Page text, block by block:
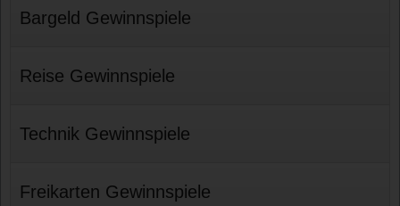
Bargeld Gewinnspiele
Reise Gewinnspiele
Technik Gewinnspiele
Freikarten Gewinnspiele